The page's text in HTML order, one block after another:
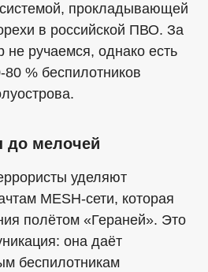
прокладывающей
в российской ПВО. За
не ручаемся, однако есть
% беспилотников
до мелочей
уделяют
MESH-сети, которая
полётом «Гераней». Это
она даёт
беспилотникам